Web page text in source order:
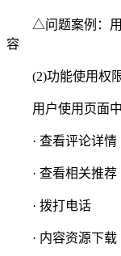
△问题案例：用
容
(2)功能使用权限
用户使用页面中
· 查看评论详情
· 查看相关推荐
· 拨打电话
· 内容资源下载